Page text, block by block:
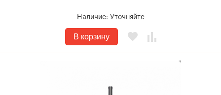
Наличие: Уточняйте
В корзину